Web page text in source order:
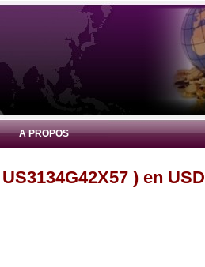
A PROPOS
) en USD